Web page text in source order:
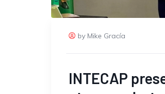
by Mike Gracía
INTECAP